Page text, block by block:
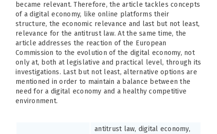
became relevant. Therefore, the article tackles concepts
of a digital economy, like online platforms their
structure, the economic relevance and last but not least,
relevance for the antitrust law. At the same time, the
article addresses the reaction of the European
Commission to the evolution of the digital economy, not
only at, both at legislative and practical level, through its
investigations. Last but not least, alternative options are
mentioned in order to maintain a balance between the
need for a digital economy and a healthy competitive
environment.
antitrust law, digital economy,